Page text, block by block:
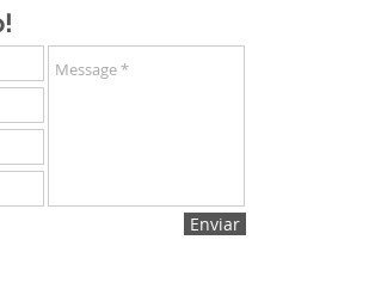
Enviar